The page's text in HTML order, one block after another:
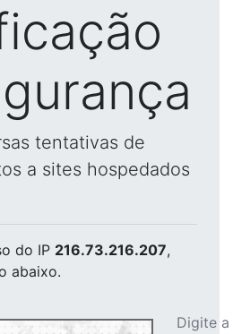
tentativas de
a sites hospedados
do IP 216.73.216.207,
abaixo.
Digite